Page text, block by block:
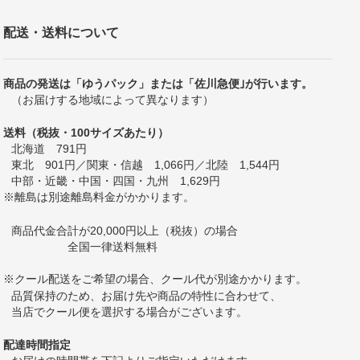
配送・送料について
商品の発送は「ゆうパック」または「佐川急便｣が行います。
（お届けする地域によって異なります）
送料（税抜・100サイズあたり）
北海道 791円
東北 901円／関東・信越 1,066円／北陸 1,544円
中部・近畿・中国・四国・九州 1,629円
※離島は別途離島料金がかかります。
商品代金合計が20,000円以上（税抜）の場合
全国一律送料無料
※クール配送をご希望の場合、クール代が別途かかります。
品質保持のため、お届け先や商品の特性に合わせて、
当店でクール便を選択する場合がございます。
配達時間指定